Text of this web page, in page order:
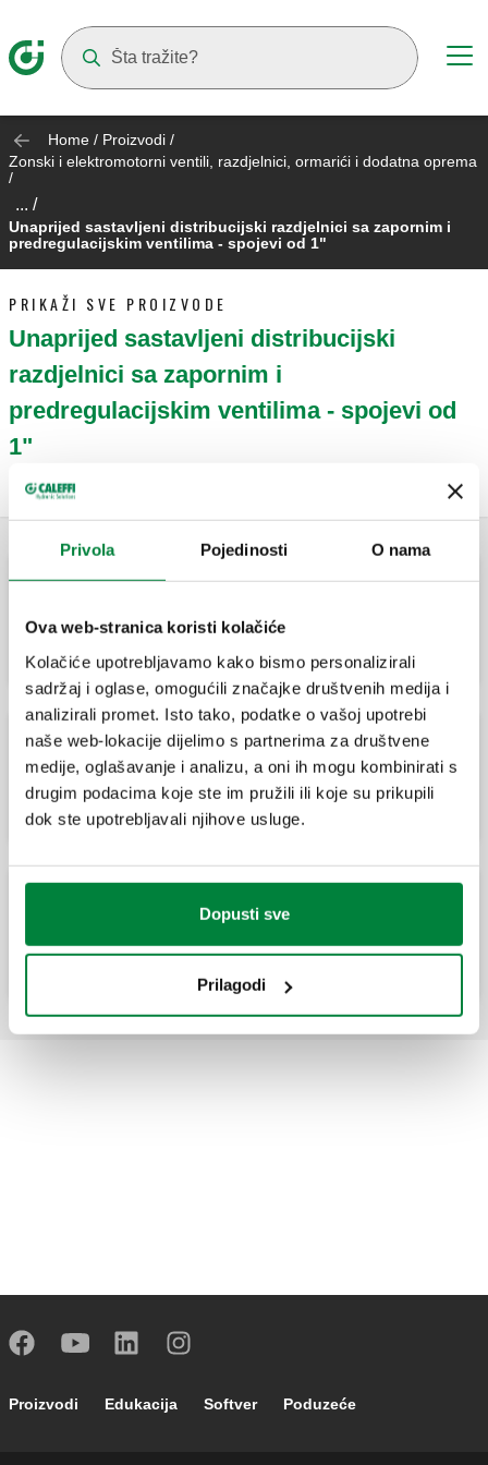
Privola Pojedinosti O nama
Ova web-stranica koristi kolačiće
Kolačiće upotrebljavamo kako bismo personalizirali
sadržaj i oglase, omogućili značajke društvenih medija i
analizirali promet. Isto tako, podatke o vašoj upotrebi
naše web-lokacije dijelimo s partnerima za društvene
medije, oglašavanje i analizu, a oni ih mogu kombinirati s
drugim podacima koje ste im pružili ili koje su prikupili
dok ste upotrebljavali njihove usluge.
Dopusti sve
Prilagodi
Home / Proizvodi /
Zonski i elektromotorni ventili, razdjelnici, ormarići i dodatna oprema
/
... /
Unaprijed sastavljeni distribucijski razdjelnici sa zapornim i
predregulacijskim ventilima - spojevi od 1"
PRIKAŽI SVE PROIZVODE
Unaprijed sastavljeni distribucijski
razdjelnici sa zapornim i
predregulacijskim ventilima - spojevi od
1"
Izolacija za razdjelnike serija 662, 664 i 665.
Par kuglastih zapornih ventila s O-brtvom.
Footer main navigation
Proizvodi Edukacija Softver Poduzeće